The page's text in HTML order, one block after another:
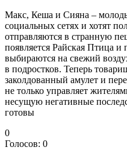
Макс, Кеша и Сияна –
социальных сетях и хотят
отправляются в странную
появляется Райская Птица
выбираются на свежий
в подростков. Теперь
заколдованный амулет и
не только управляет
несущую негативные
готовы
0
Голосов: 0